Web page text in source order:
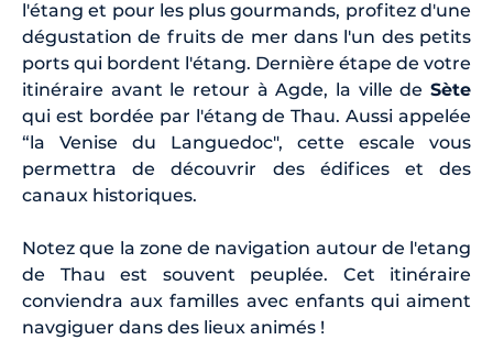
l'étang et pour les plus gourmands, profitez d'une
dégustation de fruits de mer dans l'un des petits
ports qui bordent l'étang. Dernière étape de votre
itinéraire avant le retour à Agde, la ville de Sète
qui est bordée par l'étang de Thau. Aussi appelée
“la Venise du Languedoc", cette escale vous
permettra de découvrir des édifices et des
canaux historiques.
Notez que la zone de navigation autour de l'etang
de Thau est souvent peuplée. Cet itinéraire
conviendra aux familles avec enfants qui aiment
navgiguer dans des lieux animés !